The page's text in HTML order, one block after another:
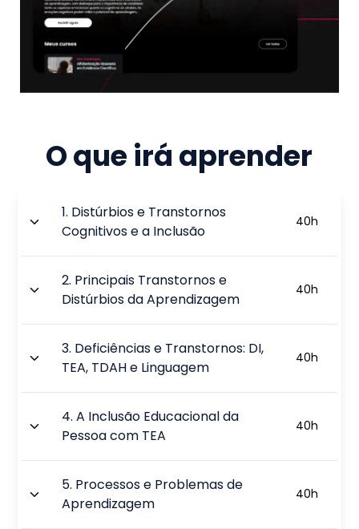
O que irá aprender
1. Distúrbios e Transtornos
Cognitivos e a Inclusão
40h
2. Principais Transtornos e
Distúrbios da Aprendizagem
40h
3. Deficiências e Transtornos: DI,
TEA, TDAH e Linguagem
40h
4.A Inclusão Educacional da
Pessoa com TEA
40h
5. Processos e Problemas de
Aprendizagem
40h